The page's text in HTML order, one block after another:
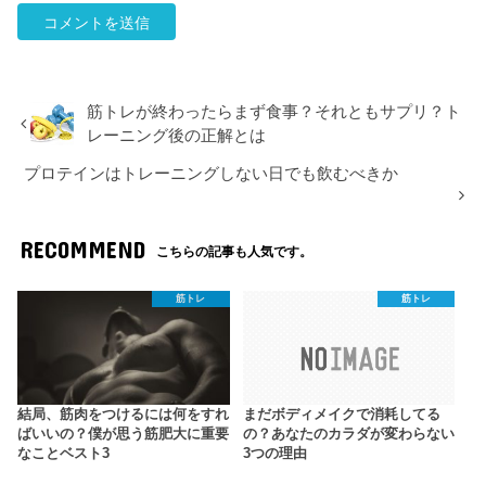
筋トレが終わったらまず食事？それともサプリ？ト
レーニング後の正解とは
プロテインはトレーニングしない日でも飲むべきか
RECOMMEND こちらの記事も人気です。
筋トレ
結局、筋肉をつけるには何をすれ
ばいいの？僕が思う筋肥大に重要
なことベスト3
筋トレ
まだボディメイクで消耗してる
の？あなたのカラダが変わらない
3つの理由